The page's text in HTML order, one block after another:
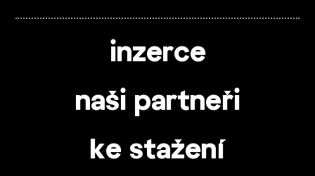
inzerce
naši partneři
ke stažení